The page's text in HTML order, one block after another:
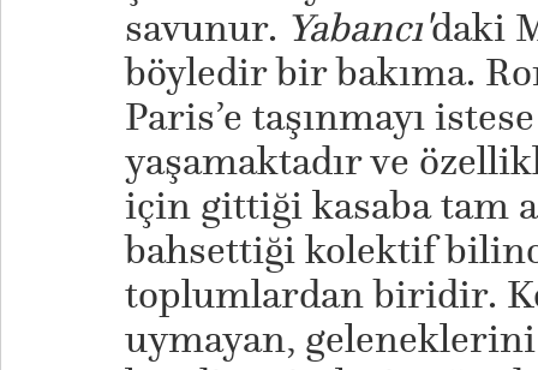
savunur. Yabancı'daki
böyledir bir bakıma.
Paris’e taşınmayı
yaşamaktadır ve
için gittiği kasaba tam
bahsettiği kolektif
toplumlardan biridir.
uymayan,